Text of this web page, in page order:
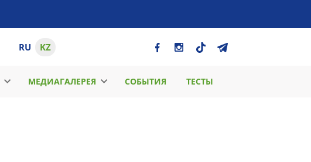
RU KZ
МЕДИАГАЛЕРЕЯ СОБЫТИЯ ТЕСТЫ